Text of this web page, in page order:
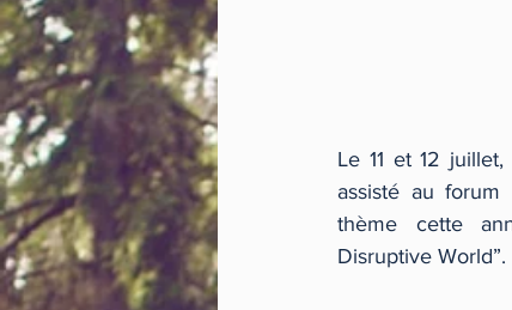
Le 11 et 12
assisté au
thème cette
Disruptive World”.